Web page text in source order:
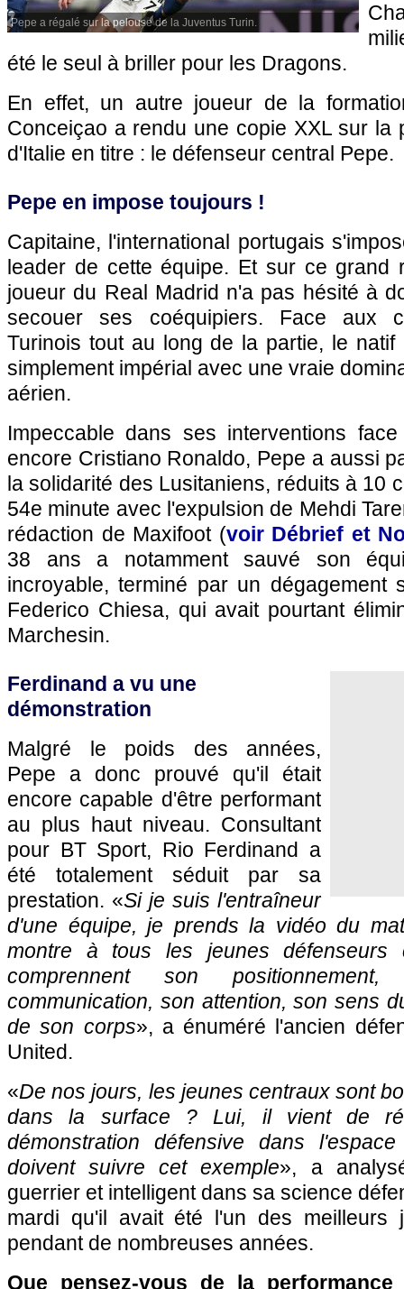
Pepe a régalé sur la pelouse de la Juventus Turin.
été le seul à briller pour les Dragons.
En effet, un autre joueur de la
Conceiçao a rendu une copie XXL sur la
d'Italie en titre : le défenseur central Pepe.
Pepe en impose toujours !
Capitaine, l'international portugais
leader de cette équipe. Et sur ce grand
joueur du Real Madrid n'a pas hésité à
secouer ses coéquipiers. Face aux
Turinois tout au long de la partie, le
simplement impérial avec une vraie
aérien.
Impeccable dans ses interventions
encore Cristiano Ronaldo, Pepe a aussi
la solidarité des Lusitaniens, réduits à 10
54e minute avec l'expulsion de Mehdi
rédaction de Maxifoot (voir Débrief et
38 ans a notamment sauvé son
incroyable, terminé par un dégagement
Federico Chiesa, qui avait pourtant
Marchesin.
Ferdinand a vu une
démonstration
Malgré le poids des années,
Pepe a donc prouvé qu'il était
encore capable d'être performant
au plus haut niveau. Consultant
pour BT Sport, Rio Ferdinand a
été totalement séduit par sa
prestation. «Si je suis l'entraîneur
d'une équipe, je prends la vidéo du
montre à tous les jeunes défenseurs
comprennent son
communication, son attention, son sens
de son corps», a énuméré l'ancien
United.
«De nos jours, les jeunes centraux sont
dans la surface ? Lui, il vient de
démonstration défensive dans
doivent suivre cet exemple», a
guerrier et intelligent dans sa science
mardi qu'il avait été l'un des meilleurs
pendant de nombreuses années.
Que pensez-vous de la